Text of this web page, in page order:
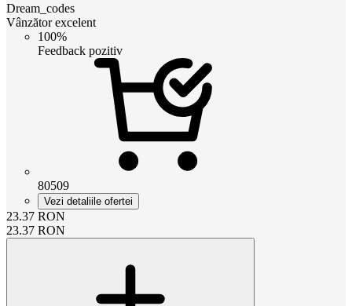
Dream_codes
Vânzător excelent
100%
Feedback pozitiv
80509
Vezi detaliile ofertei
23.37 RON
23.37 RON